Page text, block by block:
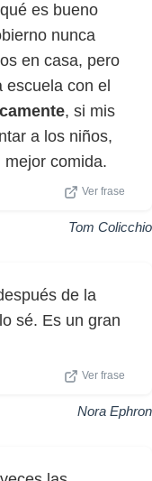
es bueno
nunca
en casa, pero
escuela con el
, si mis
a los niños,
comida.
Ver frase
Tom Colicchio
de la
sé. Es un gran
Ver frase
Nora Ephron